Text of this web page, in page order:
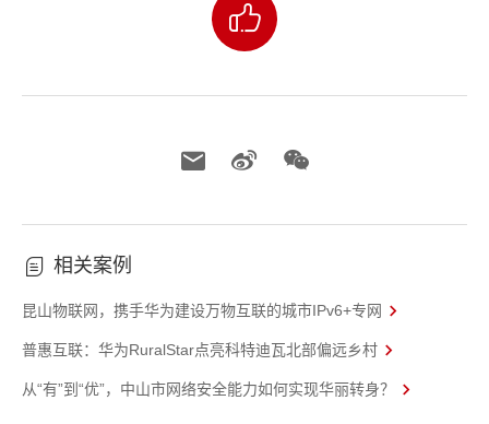
相关案例
昆山物联网，携手华为建设万物互联的城市IPv6+专网
普惠互联：华为RuralStar点亮科特迪瓦北部偏远乡村
从“有”到“优”，中山市网络安全能力如何实现华丽转身？